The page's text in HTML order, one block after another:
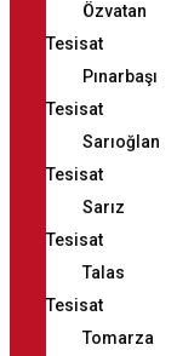
Özvatan
Tesisat
Pınarbaşı
Tesisat
Sarıoğlan
Tesisat
Sarız
Tesisat
Talas
Tesisat
Tomarza